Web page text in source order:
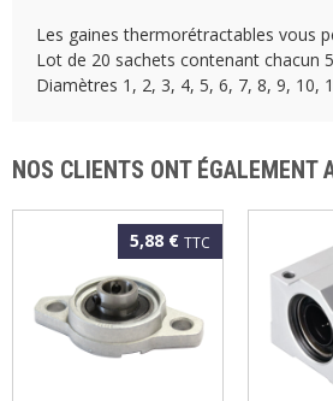
Les gaines thermorétractables vous
Lot de 20 sachets contenant chacun
Diamètres 1, 2, 3, 4, 5, 6, 7, 8, 9, 10,
NOS CLIENTS ONT ÉGALEMENT
5,88 € TTC